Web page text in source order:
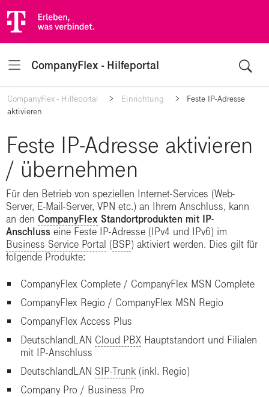
CompanyFlex - Hilfeportal
Navigation
CompanyFlex - Hilfeportal Einrichtung
Feste IP-Adresse
aktivieren
Feste IP-Adresse aktivieren
/ übernehmen
Für den Betrieb von speziellen Internet-Services (Web-
Server, E-Mail-Server, VPN etc.) an Ihrem Anschluss, kann
an den CompanyFlex Standortprodukten mit IP-
Anschluss eine Feste IP-Adresse (IPv4 und IPv6) im
Business Service Portal (BSP) aktiviert werden. Dies gilt für
folgende Produkte:
CompanyFlex Complete / CompanyFlex MSN Complete
CompanyFlex Regio / CompanyFlex MSN Regio
CompanyFlex Access Plus
DeutschlandLAN Cloud PBX Hauptstandort und Filialen
mit IP-Anschluss
DeutschlandLAN SIP-Trunk (inkl. Regio)
Company Pro / Business Pro